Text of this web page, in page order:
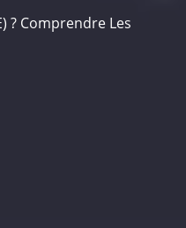
? Comprendre Les